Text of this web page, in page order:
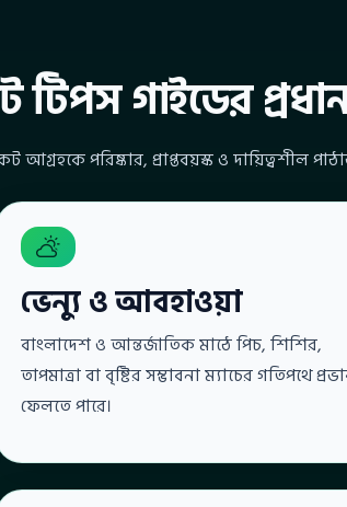
টিপস গাইডের
আগ্রহকে পরিষ্কার, প্রাপ্তবয়স্ক ও দায়িত্বশীল
ভেন্যু ও আবহাওয়া
বাংলাদেশ ও আন্তর্জাতিক মাঠে পিচ, শিশির,
তাপমাত্রা বা বৃষ্টির সম্ভাবনা ম্যাচের গতিপথে
ফেলতে পারে।